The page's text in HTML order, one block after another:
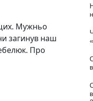
Мужньо
загинув наш
Про